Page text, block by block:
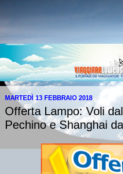
MARTEDÌ 13 FEBBRAIO 2018
Offerta Lampo: Voli
Pechino e Shanghai